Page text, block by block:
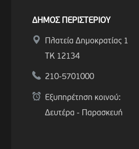
ΔΗΜΟΣ ΠΕΡΙΣΤΕΡΙΟΥ
Πλατεία Δημοκρατίας 1
ΤΚ 12134
210-5701000
Εξυπηρέτηση κοινού:
Δευτέρα - Παρασκευή